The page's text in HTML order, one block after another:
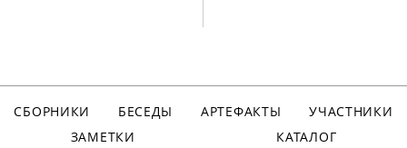
СБОРНИКИ БЕСЕДЫ АРТЕФАКТЫ
УЧАСТНИКИ
ЗАМЕТКИ
КАТАЛОГ